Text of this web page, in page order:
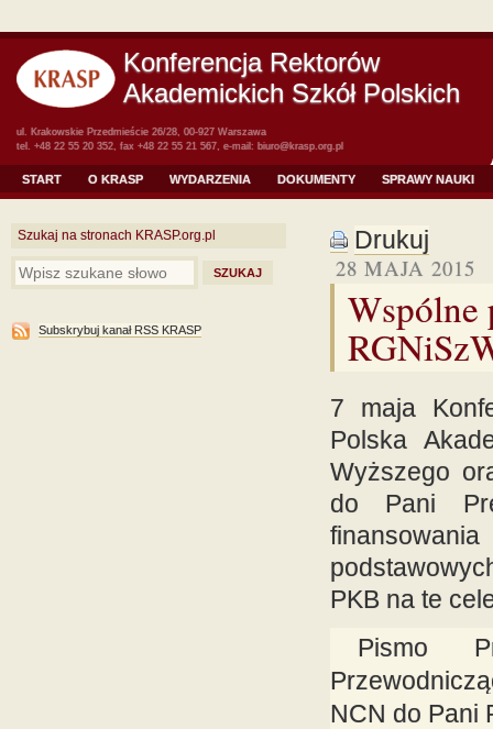
Konferencja Rektorów
Akademickich Szkół Polskich
ul. Krakowskie Przedmieście 26/28, 00-927 Warszawa
tel. +48 22 55 20 352, fax +48 22 55 21 567, e-mail: biuro@krasp.org.pl
START O KRASP WYDARZENIA DOKUMENTY SPRAWY NAUKI
Szukaj na stronach KRASP.org.pl
Subskrybuj kanał RSS KRASP
Drukuj
28 MAJA 2015
Wspólne
7 maja
Polska
Wyższego
do Pani
PKB na te
Pismo
NCN do Pani